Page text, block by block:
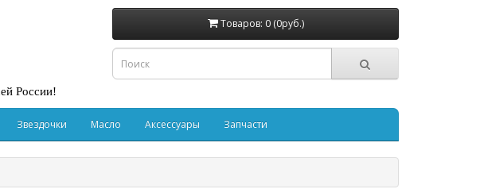
России!
Товаров: 0 (0руб.)
Звездочки Масло Аксессуары Запчасти